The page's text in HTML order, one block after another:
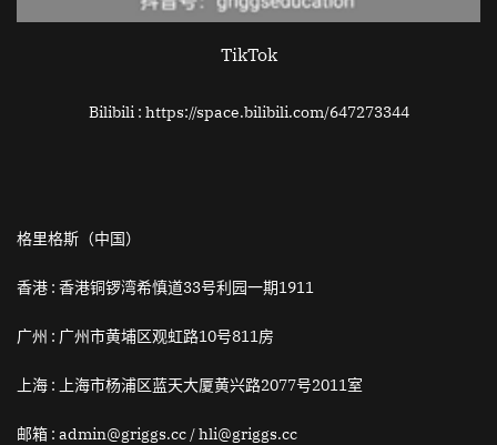
TikTok
Bilibili : https://space.bilibili.com/647273344
格里格斯（中国）
香港 : 香港铜锣湾希慎道33号利园一期1911
广州 : 广州市黄埔区观虹路10号811房
上海 : 上海市杨浦区蓝天大厦黄兴路2077号2011室
邮箱 : admin@griggs.cc / hli@griggs.cc